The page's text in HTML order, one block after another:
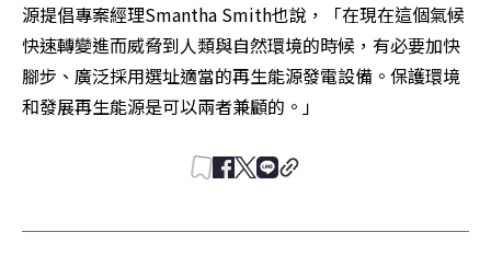
源提倡專案經理Smantha Smith也說，「在現在這個氣候
快速轉變進而威脅到人類與自然環境的時候，有必要加快
腳步、廣泛採用選址適當的再生能源發電設備。保護環境
和發展再生能源是可以兩者兼顧的。」